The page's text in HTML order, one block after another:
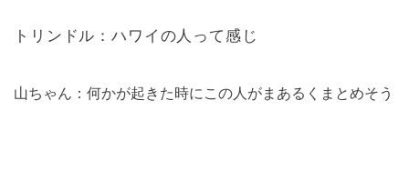
トリンドル：ハワイの人って感じ
山ちゃん：何かが起きた時にこの人がまあるくまとめそう